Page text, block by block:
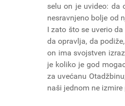
selu on je uvideo: da
nesravnjeno bolje od
I zato što se uverio
da opravlja, da
on ima svojstven
je koliko je god
za uvećanu
naši jednom ne izmire